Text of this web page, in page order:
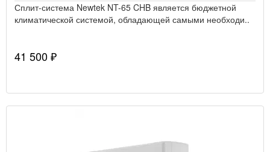
Сплит-система Newtek NT-65 CHB является бюджетной
климатической системой, обладающей самыми необходи..
41 500 ₽